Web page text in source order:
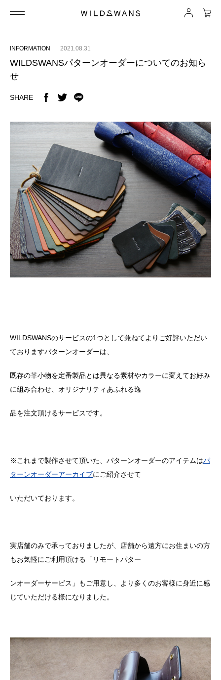
INFORMATION 2021.08.31
WILDSWANSパターンオーダーについてのお知ら
せ
SHARE
WILDSWANSのサービスの1つとして兼ねてよりご好評いただい
ておりますパターンオーダーは、
既存の革小物を定番製品とは異なる素材やカラーに変えてお好み
に組み合わせ、オリジナリティあふれる逸
品を注文頂けるサービスです。
※これまで製作させて頂いた、パターンオーダーのアイテムはパ
ターンオーダーアーカイブにご紹介させて
いただいております。
実店舗のみで承っておりましたが、店舗から遠方にお住まいの方
もお気軽にご利用頂ける「リモートパター
ンオーダーサービス」もご用意し、より多くのお客様に身近に感
じていただける様になりました。